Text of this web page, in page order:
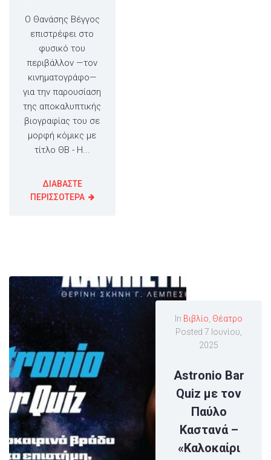
Ο Θανάσης Βέγγος
επιστρέφει στο
φυσικό του
περιβάλλον —τον
κινηματογράφο—
για την παρουσίαση
της αποκαλυπτικής
βιογραφίας του σε
μορφή κόμικς με
τίτλο ΘΒ - Η...
ΔΙΑΒΑΣΤΕ
ΠΕΡΙΣΣΟΤΕΡΑ
In Βιβλίο, Θέατρο
Posted7 Ιουνίου,
2025
Astronio Bar
Quiz με τον
Παύλο
Καστανά –
«Καλοκαίρι